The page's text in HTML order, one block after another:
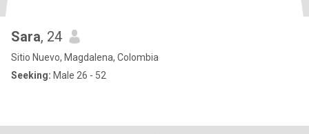
Sara, 24
Sitio Nuevo, Magdalena, Colombia
Seeking: Male 26 - 52